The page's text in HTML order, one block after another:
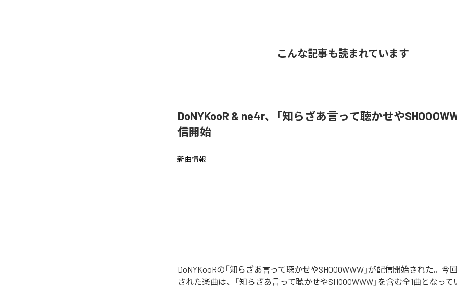
こんな記事も読まれています
DoNYKooR & ne4r、「知らざあ言って聴かせや
信開始
新曲情報
DoNYKooRの「知らざあ言って聴かせやSHOOOWWW」が配信開始された。今
された楽曲は、「知らざあ言って聴かせやSHOOOWWW」を含む全1曲となって